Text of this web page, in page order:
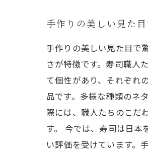
手作りの美しい見た
手作りの美しい見た目で
さが特徴です。寿司職人
て個性があり、それぞれ
品です。多様な種類のネ
際には、職人たちのこだ
す。 今では、寿司は日
い評価を受けています。